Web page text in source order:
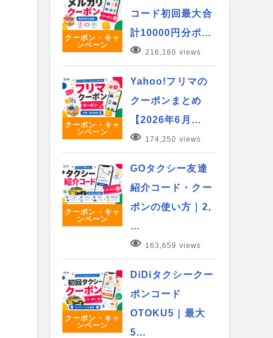
クーポン・キャ
ンペーン
コード初回最大合
計10000円分ポ…
216,160 views
クーポン・キャ
ンペーン
Yahoo!フリマの
クーポンまとめ
【2026年6月…
174,250 views
クーポン・キャ
ンペーン
GOタクシー友達
紹介コード・クー
ポンの使い方｜2,
…
163,659 views
クーポン・キャ
ンペーン
DiDiタクシークー
ポンコード
OTOKU5｜最大
5…